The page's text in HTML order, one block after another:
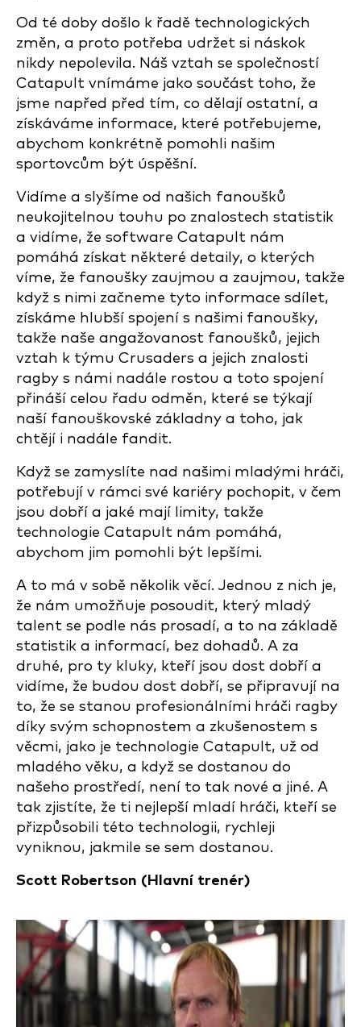
Od té doby došlo k řadě technologických
změn, a proto potřeba udržet si náskok
nikdy nepolevila. Náš vztah se společností
Catapult vnímáme jako součást toho, že
jsme napřed před tím, co dělají ostatní, a
získáváme informace, které potřebujeme,
abychom konkrétně pomohli našim
sportovcům být úspěšní.
Vidíme a slyšíme od našich fanoušků
neukojitelnou touhu po znalostech statistik
a vidíme, že software Catapult nám
pomáhá získat některé detaily, o kterých
víme, že fanoušky zaujmou a zaujmou, takže
když s nimi začneme tyto informace sdílet,
získáme hlubší spojení s našimi fanoušky,
takže naše angažovanost fanoušků, jejich
vztah k týmu Crusaders a jejich znalosti
ragby s námi nadále rostou a toto spojení
přináší celou řadu odměn, které se týkají
naší fanouškovské základny a toho, jak
chtějí i nadále fandit.
Když se zamyslíte nad našimi mladými hráči,
potřebují v rámci své kariéry pochopit, v čem
jsou dobří a jaké mají limity, takže
technologie Catapult nám pomáhá,
abychom jim pomohli být lepšími.
A to má v sobě několik věcí. Jednou z nich je,
že nám umožňuje posoudit, který mladý
talent se podle nás prosadí, a to na základě
statistik a informací, bez dohadů. A za
druhé, pro ty kluky, kteří jsou dost dobří a
vidíme, že budou dost dobří, se připravují na
to, že se stanou profesionálními hráči ragby
díky svým schopnostem a zkušenostem s
věcmi, jako je technologie Catapult, už od
mladého věku, a když se dostanou do
našeho prostředí, není to tak nové a jiné. A
tak zjistíte, že ti nejlepší mladí hráči, kteří se
přizpůsobili této technologii, rychleji
vyniknou, jakmile se sem dostanou.
Scott Robertson ( Hlavní trenér)